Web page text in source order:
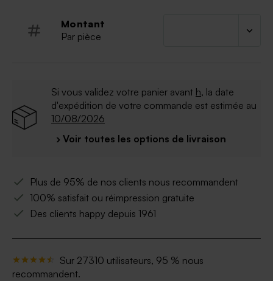
Montant
Par pièce
Si vous validez votre panier avant h, la date
d'expédition de votre commande est estimée au
10/08/2026
› Voir toutes les options de livraison
Plus de 95% de nos clients nous recommandent
100% satisfait ou réimpression gratuite
Des clients happy depuis 1961
Sur 27310 utilisateurs, 95 % nous
recommandent.